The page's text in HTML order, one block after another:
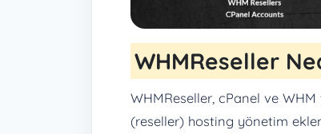
WHMReseller
WHMReseller, cPanel ve
(reseller) hosting yönetim